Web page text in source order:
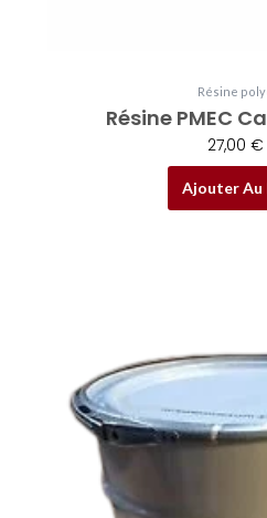
Résine
Résine PMEC
27,00 €
Ajouter Au